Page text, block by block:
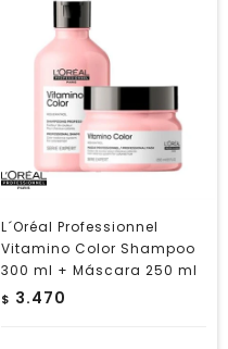
L´Oréal Professionnel
Vitamino Color Shampoo
300 ml + Máscara 250 ml
$ 3.470